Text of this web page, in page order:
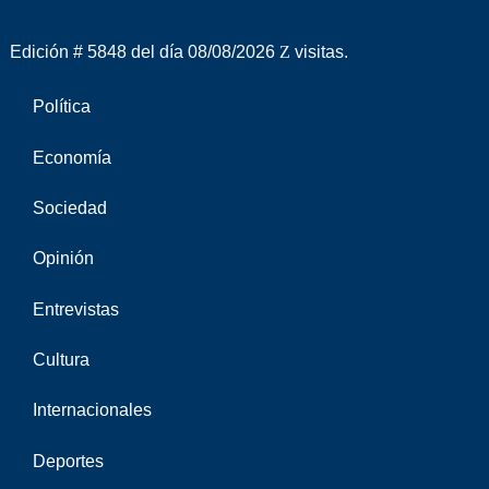
Edición # 5848 del día 08/08/2026 visitas.
Política
Economía
Sociedad
Opinión
Entrevistas
Cultura
Internacionales
Deportes